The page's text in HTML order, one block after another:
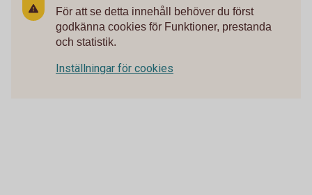
För att se detta innehåll behöver du först
godkänna cookies för Funktioner, prestanda
och statistik.
Inställningar för cookies